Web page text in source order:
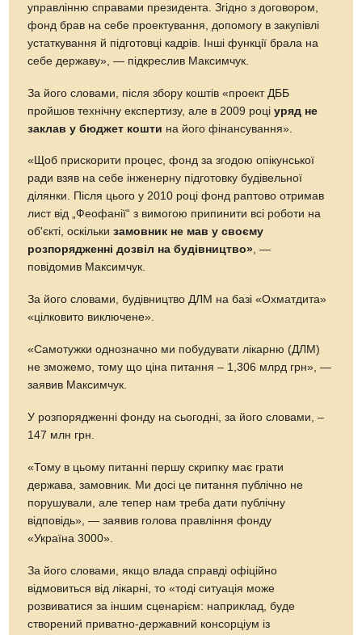
управлінню справами президента. Згідно з договором,
фонд брав на себе проектування, допомогу в закупівлі
устаткування й підготовці кадрів. Інші функції брала на
себе державу», — підкреслив Максимчук.
За його словами, після збору коштів «проект ДББ
пройшов технічну експертизу, але в 2009 роціуряд не
заклав у бюджет кошти на його фінансування».
«Щоб прискорити процес, фонд за згодою опікунської
ради взяв на себе інженерну підготовку будівельної
ділянки. Після цього у 2010 році фонд раптово отримав
лист від „Феофанії“ з вимогою припинити всі роботи на
об'єкті, оскількизамовник не мав у своєму
розпорядженні дозвіл на будівництво», —
повідомив Максимчук.
За його словами, будівництво ДЛМ на базі «Охматдита»
«цілковито виключене».
«Самотужки однозначно ми побудувати лікарню (ДЛМ)
не зможемо, тому що ціна питання – 1,306 млрд грн», —
заявив Максимчук.
У розпорядженні фонду на сьогодні, за його словами, –
147 млн грн.
«Тому в цьому питанні першу скрипку має грати
держава, замовник. Ми досі це питання публічно не
порушували, але тепер нам треба дати публічну
відповідь», — заявив голова правління фонду
«Україна 3000».
За його словами, якщо влада справді офіційно
відмовиться від лікарні, то «тоді ситуація може
розвиватися за іншим сценарієм: наприклад, буде
створений приватно-державний консорціум із